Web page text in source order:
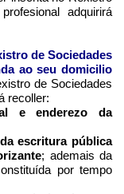
adquirirá
de Sociedades
ao seu domicilio
de Sociedades
recoller:
e enderezo da
escritura pública
; ademais da
por tempo